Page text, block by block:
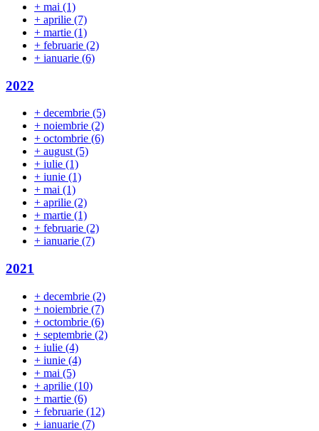
+ mai (1)
+ aprilie (7)
+ martie (1)
+ februarie (2)
+ ianuarie (6)
2022
+ decembrie (5)
+ noiembrie (2)
+ octombrie (6)
+ august (5)
+ iulie (1)
+ iunie (1)
+ mai (1)
+ aprilie (2)
+ martie (1)
+ februarie (2)
+ ianuarie (7)
2021
+ decembrie (2)
+ noiembrie (7)
+ octombrie (6)
+ septembrie (2)
+ iulie (4)
+ iunie (4)
+ mai (5)
+ aprilie (10)
+ martie (6)
+ februarie (12)
+ ianuarie (7)